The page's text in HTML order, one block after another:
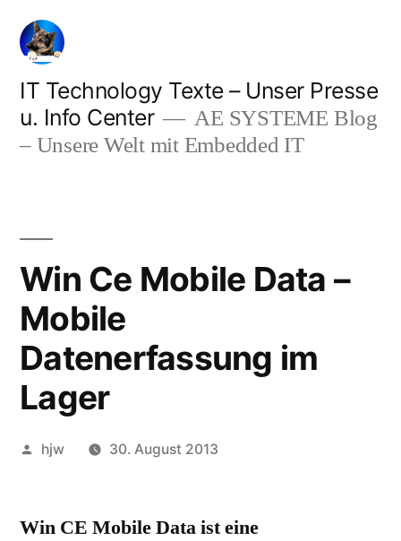
Zum
Inhalt
springen
IT Technology Texte – Unser Presse
u. Info Center
AE SYSTEME Blog
– Unsere Welt mit Embedded IT
Win Ce Mobile Data –
Mobile
Datenerfassung im
Lager
Veröffentlicht
hjw 30. August 2013
Win CE Mobile Data ist eine